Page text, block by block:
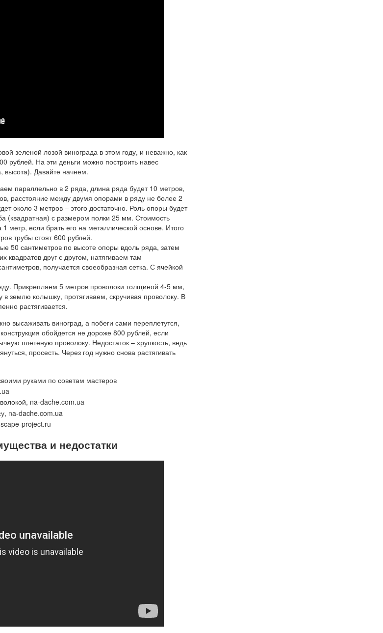
зеленой лозой винограда в этом году, и неважно, как
рублей. На эти деньги можно построить навес
Давайте начнем.
параллельно в 2 ряда, длина ряда будет 10 метров,
расстояние между двумя опорами в ряду не более 2
около 3 метров – этого достаточно. Роль опоры будет
(квадратная) с размером полки 25 мм. Стоимость
1 метр, если брать его на металлической основе. Итого
трубы стоят 600 рублей.
50 сантиметров по высоте опоры вдоль ряда, затем
квадратов друг с другом, натягиваем там
получается своеобразная сетка. С ячейкой
Прикрепляем 5 метров проволоки толщиной 4-5 мм,
в землю колышку, протягиваем, скручивая проволоку. В
растягивается.
высаживать виноград, а побеги сами переплетутся,
обойдется не дороже 800 рублей, если
плетеную проволоку. Недостаток – хрупкость, ведь
просесть. Через год нужно снова растягивать
и недостатки